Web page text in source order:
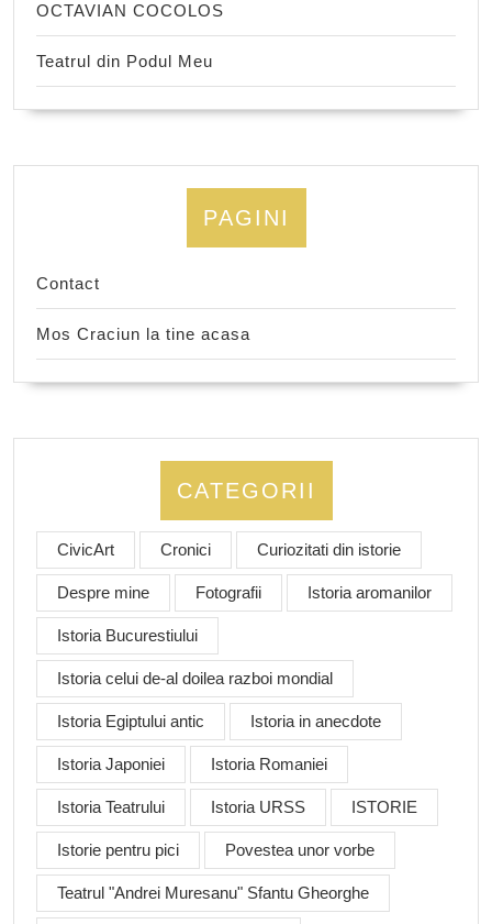
OCTAVIAN COCOLOS
Teatrul din Podul Meu
PAGINI
Contact
Mos Craciun la tine acasa
CATEGORII
CivicArt Cronici Curiozitati din istorie
Despre mine Fotografii Istoria aromanilor
Istoria Bucurestiului
Istoria celui de-al doilea razboi mondial
Istoria Egiptului antic Istoria in anecdote
Istoria Japoniei Istoria Romaniei
Istoria Teatrului Istoria URSS ISTORIE
Istorie pentru pici Povestea unor vorbe
Teatrul "Andrei Muresanu" Sfantu Gheorghe